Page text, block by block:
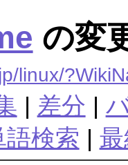
の変
linux/
| 差分 |
語検索 |